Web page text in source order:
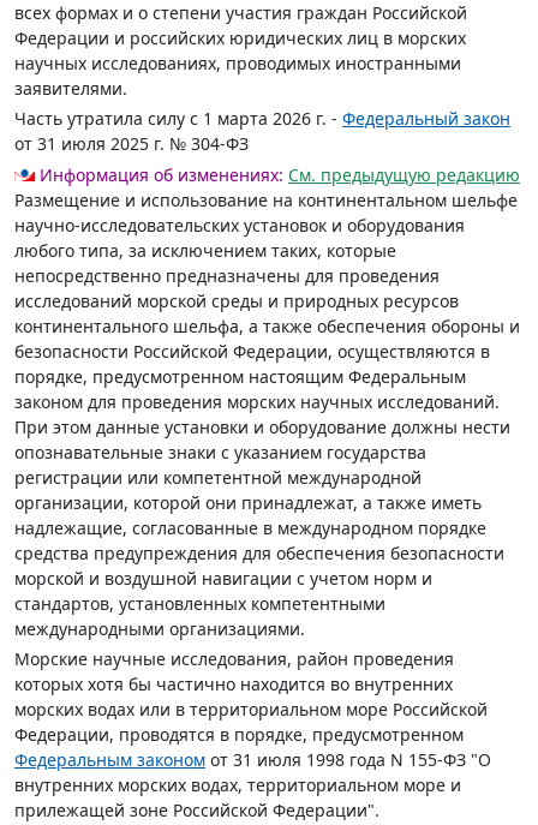
всех формах и о степени участия граждан Российской
Федерации и российских юридических лиц в морских
научных исследованиях, проводимых иностранными
заявителями.
Часть утратила силу с 1 марта 2026 г. - Федеральный закон
от 31 июля 2025 г. № 304-ФЗ
Информация об изменениях: См. предыдущую редакцию
Размещение и использование на континентальном шельфе
научно-исследовательских установок и оборудования
любого типа, за исключением таких, которые
непосредственно предназначены для проведения
исследований морской среды и природных ресурсов
континентального шельфа, а также обеспечения обороны и
безопасности Российской Федерации, осуществляются в
порядке, предусмотренном настоящим Федеральным
законом для проведения морских научных исследований.
При этом данные установки и оборудование должны нести
опознавательные знаки с указанием государства
регистрации или компетентной международной
организации, которой они принадлежат, а также иметь
надлежащие, согласованные в международном порядке
средства предупреждения для обеспечения безопасности
морской и воздушной навигации с учетом норм и
стандартов, установленных компетентными
международными организациями.
Морские научные исследования, район проведения
которых хотя бы частично находится во внутренних
морских водах или в территориальном море Российской
Федерации, проводятся в порядке, предусмотренном
Федеральным законом от 31 июля 1998 года N 155-ФЗ "О
внутренних морских водах, территориальном море и
прилежащей зоне Российской Федерации".